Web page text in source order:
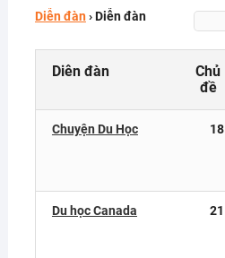
Diễn đàn›Diễn đàn
Diễn đàn
Chủ
đề
Chuyện Du Học 18
Du học Canada 21